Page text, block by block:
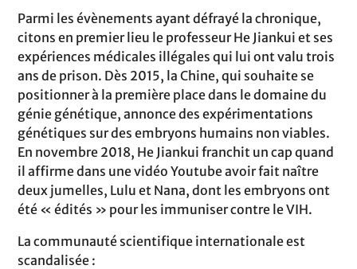
Parmi les évènements ayant défrayé la chronique,
citons en premier lieu le professeur He Jiankui et ses
expériences médicales illégales qui lui ont valu trois
ans de prison. Dès 2015, la Chine, qui souhaite se
positionner à la première place dans le domaine du
génie génétique, annonce des expérimentations
génétiques sur des embryons humains non viables.
En novembre 2018, He Jiankui franchit un cap quand
il affirme dans une vidéo Youtube avoir fait naître
deux jumelles, Lulu et Nana, dont les embryons ont
été « édités » pour les immuniser contre le VIH.
La communauté scientifique internationale est
scandalisée :